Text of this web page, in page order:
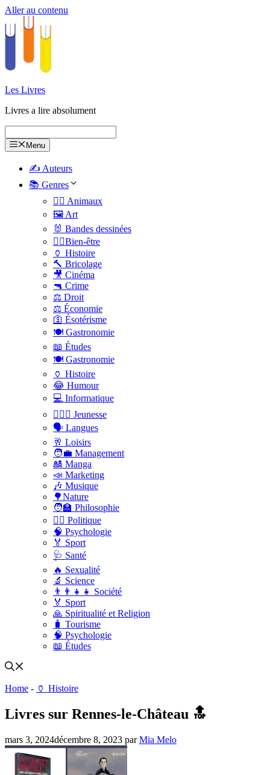
Aller au contenu
Les Livres
Livres a lire absolument
Menu
✍️ Auteurs
📚 Genres
🐕‍🦺 Animaux
🖼️ Art
🐰 Bandes dessinées
🧑‍⚕️Bien-être
🏺 Histoire
🔨 Bricolage
🎥 Cinéma
🔫 Crime
⚖️ Droit
⚖️ Économie
🛐 Ésotérisme
🍽️ Gastronomie
📖 Études
🍽️ Gastronomie
🏺 Histoire
😂 Humour
💻 Informatique
🤸🏽‍♀️ Jeunesse
🗣 Langues
🥂 Loisirs
🧑‍💼 Management
🎎 Manga
📣 Marketing
🎶 Musique
🌳Nature
🧑‍🏫 Philosophie
👨‍⚖️ Politique
🧠 Psychologie
🏅 Sport
🩺 Santé
🔥 Sexualité
🔬 Science
👨‍👨‍👧‍👧 Société
🏅 Sport
🙏 Spiritualité et Religion
🧳 Tourisme
🧠 Psychologie
📖 Études
Home - 🏺 Histoire
Livres sur Rennes-le-Château 🔝
mars 3, 2024décembre 8, 2023 parMia Melo